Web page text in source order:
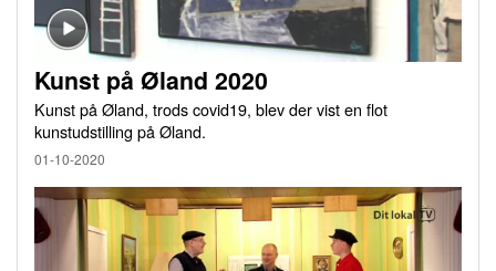
Kunst på Øland 2020
Kunst på Øland, trods covid19, blev der vist en flot
kunstudstilling på Øland.
01-10-2020